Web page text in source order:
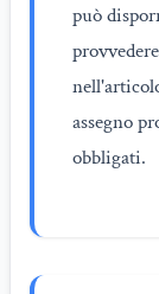
può
assegno
obbligati.